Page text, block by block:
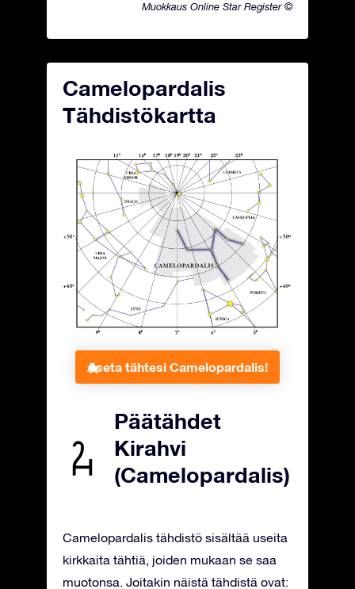
Muokkaus Online Star Register ©
Camelopardalis
Tähdistökartta
Aseta tähtesi Camelopardalis!
Päätähdet
Kirahvi
(Camelopardalis)
Camelopardalis tähdistö sisältää useita
kirkkaita tähtiä, joiden mukaan se saa
muotonsa. Joitakin näistä tähdistä ovat: